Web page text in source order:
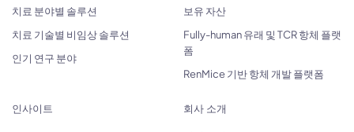
치료 분야별 솔루션
치료 기술별 비임상 솔루션
인기 연구 분야
보유 자산
Fully-human 유래 및 TCR 항체 플랫
폼
RenMice 기반 항체 개발 플랫폼
인사이트 회사 소개